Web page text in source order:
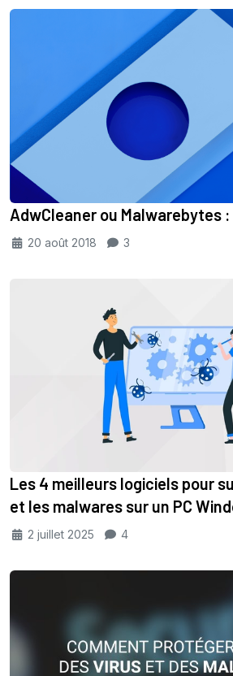
AdwCleaner ou Malwarebytes
20 août 2018 3
Les 4 meilleurs logiciels pour
et les malwares sur un PC
2 juillet 2025 4